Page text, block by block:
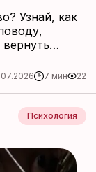
Узнай, как
и
7 мин 22
Психология